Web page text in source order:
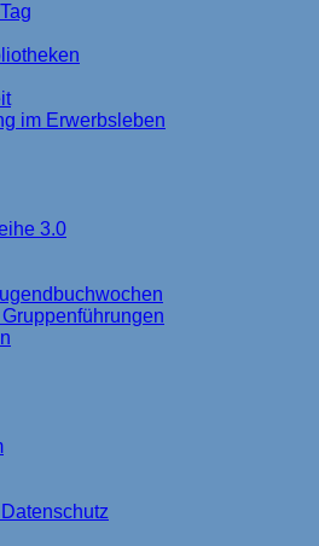
im Erwerbsleben
3.0